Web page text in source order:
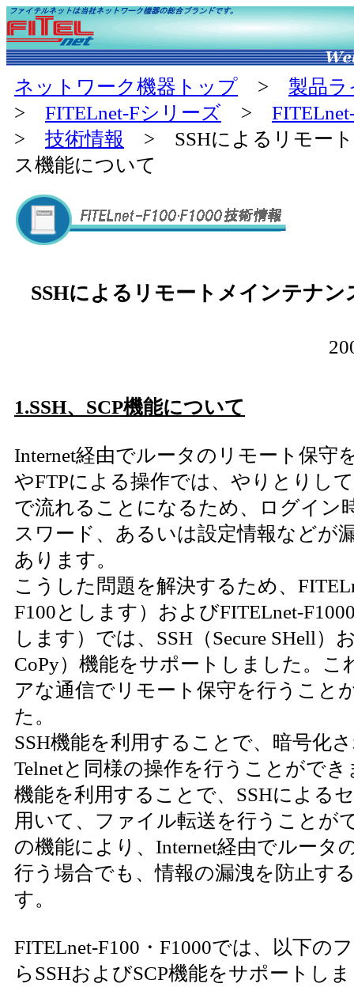
ネットワーク機器トップ > 製品
> FITELnet-Fシリーズ >
> 技術情報
> SSHによるリモー
ス機能について
SSHによるリモートメインテナ
1.SSH、SCP機能について
Internet経由でルータのリモート保守
やFTPによる操作では、やりとりし
で流れることになるため、ログイン
スワード、あるいは設定情報などが
あります。
こうした問題を解決するため、
F100とします）およびFITELnet-
します）では、SSH（Secure SHell）
CoPy）機能をサポートしました。こ
アな通信でリモート保守を行うこと
た。
SSH機能を利用することで、暗号化
Telnetと同様の操作を行うことができ
機能を利用することで、SSHによる
用いて、ファイル転送を行うことが
の機能により、Internet経由でルータ
行う場合でも、情報の漏洩を防止す
す。
FITELnet-F100・F1000では、以下の
らSSHおよびSCP機能をサポートし